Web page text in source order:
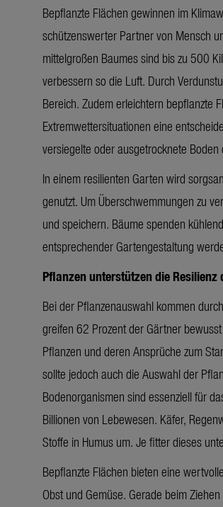
Bepflanzte Flächen gewinnen im
schützenswerter Partner von Mensch
mittelgroßen Baumes sind bis zu 500
verbessern so die Luft. Durch
Bereich. Zudem erleichtern bepflanzte
Extremwettersituationen eine
versiegelte oder ausgetrocknete
In einem resilienten Garten wird
genutzt. Um Überschwemmungen zu
und speichern. Bäume spenden
entsprechender Gartengestaltung
Pflanzen unterstützen die Resilienz
Bei der Pflanzenauswahl kommen
greifen 62 Prozent der Gärtner
Pflanzen und deren Ansprüche zum
sollte jedoch auch die Auswahl der
Bodenorganismen sind essenziell für
Billionen von Lebewesen. Käfer,
Stoffe in Humus um. Je fitter dieses
Bepflanzte Flächen bieten eine
Obst und Gemüse. Gerade beim